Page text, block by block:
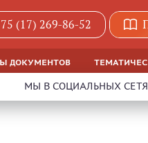
(17) 269-86-52
ДОКУМЕНТОВ
МЫ В СОЦИАЛЬНЫХ